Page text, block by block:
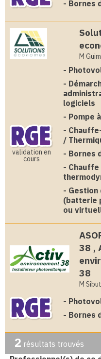
- Bornes
M
validation en
cours
-
-
logiciels
- Pompe
-
/
- Bornes
- Chauffe
- Gestion
(batterie
ou
38 ,
38
M
-
- Bornes
2 résultats trouvés